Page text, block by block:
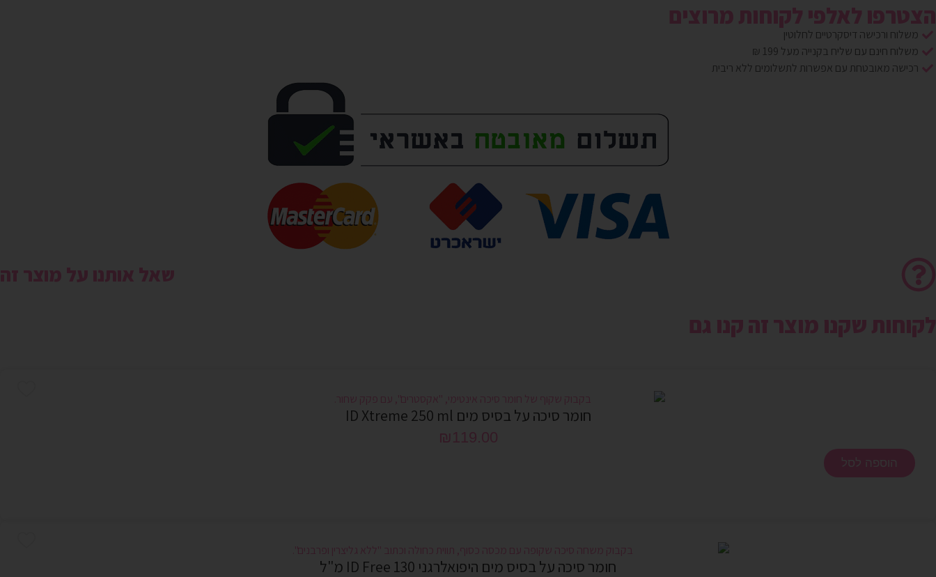
הצטרפו לאלפי לקוחות מרוצים
משלוח ורכישה דיסקרטיים לחלוטין
משלוח חינם עם שליח בקנייה מעל 199 ₪
רכישה מאובטחת עם אפשרות לתשלומים ללא ריבית
שאל אותנו על מוצר זה
לקוחות שקנו מוצר זה קנו גם
חומר סיכה על בסיס מים ID Xtreme 250 ml
₪ 119.00
הוספה לסל
חומר סיכה על בסיס מים היפואלרגני ID Free 130 מ"ל